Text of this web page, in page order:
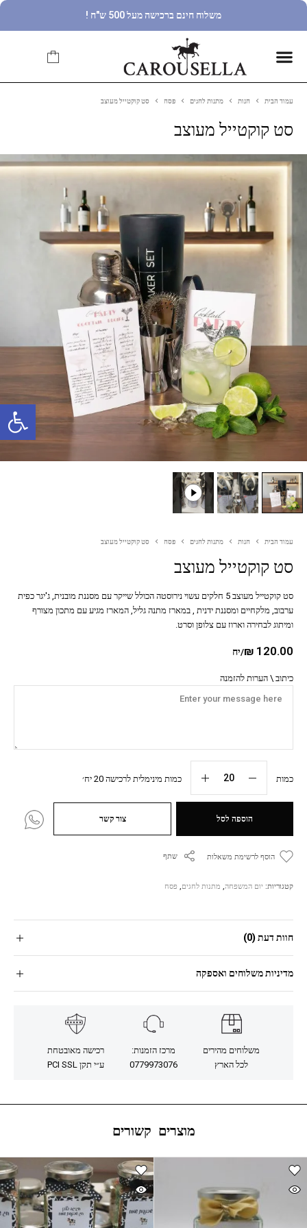
פתח סרגל נגישות
משלוח חינם ברכישה מעל 500 ש"ח !
עמוד הבית חנות מתנות לחגים פסח סט קוקטייל מעוצב
סט קוקטייל מעוצב
עמוד הבית חנות מתנות לחגים פסח סט קוקטייל מעוצב
סט קוקטייל מעוצב
₪ 120.00 /יח
כיתוב \ הערות להזמנה
כמות כמות מינימלית לרכישה 20 יח׳
הוספה לסל צור קשר
הוסף לרשימת משאלות שתף
קטגוריות: יום המשפחה, מתנות לחגים, פסח
סט קוקטייל מעוצב 5 חלקים עשוי נירוסטה הכולל שייקר עם מסננת מובנית, ג'יגר כפית
ערבוב, מלקחיים ומסננת ידנית , במארז מתנה גליל, המארז מגיע עם מתכון מצורף
ומיתוג לבחירה וארוז עם צלופן וסרט.
חוות דעת (0)
מדיניות משלוחים ואספקה
משלוחים מהירים
לכל הארץ
מרכז הזמנות:
0779973076
רכישה מאובטחת
ע״י תקן PCI SSL
מוצרים קשורים